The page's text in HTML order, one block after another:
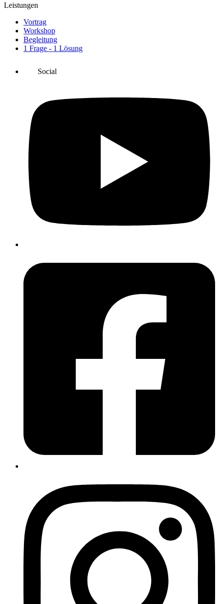
Leistungen
Vortrag
Workshop
Begleitung
1 Frage - 1 Lösung
Social